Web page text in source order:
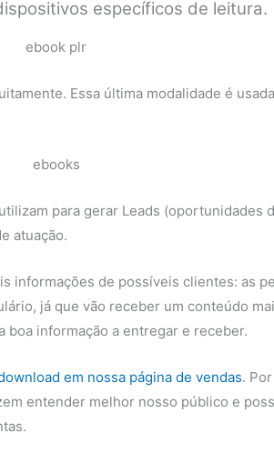
específicos de leitura.
Essa última modalidade é
para gerar Leads (oportunidades
atuação.
informações de possíveis clientes: as
já que vão receber um conteúdo
boa informação a entregar e receber.
em nossa página de vendas.
entender melhor nosso público e